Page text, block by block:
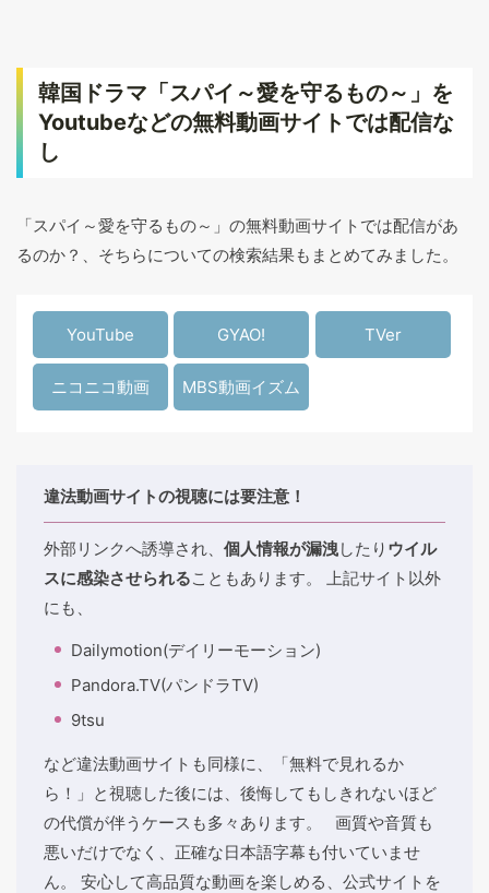
韓国ドラマ「スパイ～愛を守るもの～」を
Youtubeなどの無料動画サイトでは配信な
し
「スパイ～愛を守るもの～」の無料動画サイトでは配信があ
るのか？、そちらについての検索結果もまとめてみました。
YouTube GYAO! TVer
ニコニコ動画 MBS動画イズム
違法動画サイトの視聴には要注意！
外部リンクへ誘導され、 個人情報が漏洩したり ウイル
スに感染させられることもあります。 上記サイト以外
にも、
Dailymotion(デイリーモーション)
Pandora.TV(パンドラTV)
9tsu
など違法動画サイトも同様に、「無料で見れるか
ら！」と視聴した後には、後悔してもしきれないほど
の代償が伴うケースも多々あります。 画質や音質も
悪いだけでなく、正確な日本語字幕も付いていませ
ん。 安心して高品質な動画を楽しめる、公式サイトを